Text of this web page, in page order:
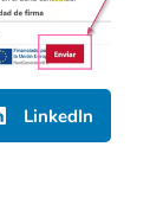
LinkedIn